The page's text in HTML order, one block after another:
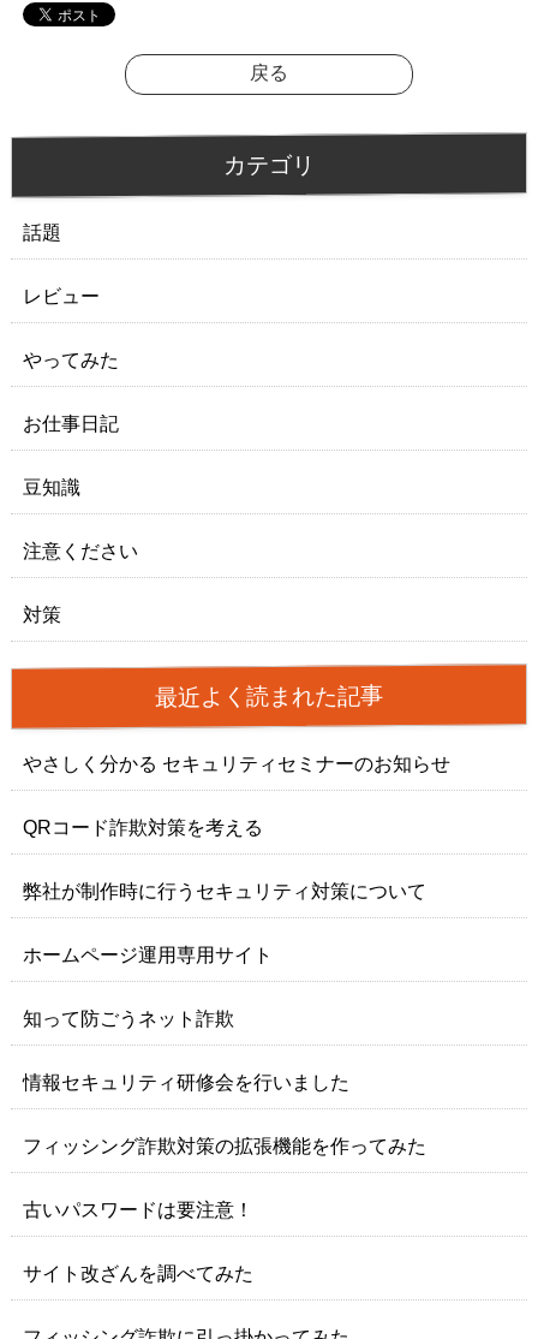
戻る
カテゴリ
話題
レビュー
やってみた
お仕事日記
豆知識
注意ください
対策
最近よく読まれた記事
やさしく分かる セキュリティセミナーのお知らせ
QRコード詐欺対策を考える
弊社が制作時に行うセキュリティ対策について
ホームページ運用専用サイト
知って防ごうネット詐欺
情報セキュリティ研修会を行いました
フィッシング詐欺対策の拡張機能を作ってみた
古いパスワードは要注意！
サイト改ざんを調べてみた